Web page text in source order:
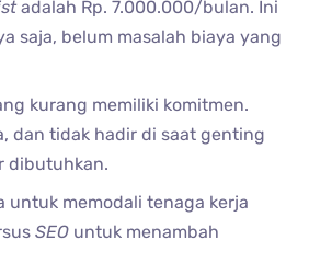
adalah Rp. 7.000.000/bulan. Ini
saja, belum masalah biaya yang
kurang memiliki komitmen.
dan tidak hadir di saat genting
dibutuhkan.
untuk memodali tenaga kerja
SEO untuk menambah